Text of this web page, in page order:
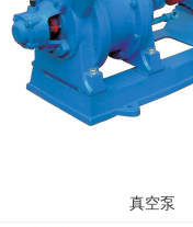
真空泵